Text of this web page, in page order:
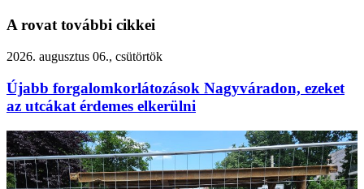
A rovat további cikkei
2026. augusztus 06., csütörtök
Újabb forgalomkorlátozások Nagyváradon, ezeket
az utcákat érdemes elkerülni